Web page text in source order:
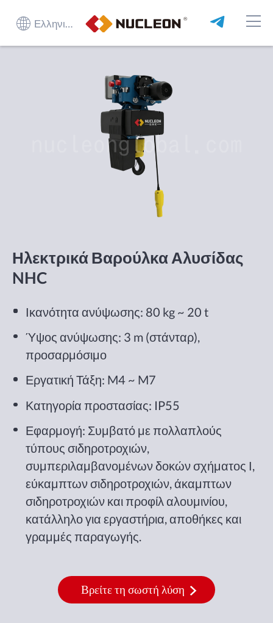
Ελληνικά
Ηλεκτρικά Βαρούλκα Αλυσίδας
NHC
Ικανότητα ανύψωσης: 80 kg ~ 20 t
Ύψος ανύψωσης: 3 m (στάνταρ),
προσαρμόσιμο
Εργατική Τάξη: M4 ~ M7
Κατηγορία προστασίας: IP55
Εφαρμογή: Συμβατό με πολλαπλούς
τύπους σιδηροτροχιών,
συμπεριλαμβανομένων δοκών σχήματος Ι,
εύκαμπτων σιδηροτροχιών, άκαμπτων
σιδηροτροχιών και προφίλ αλουμινίου,
κατάλληλο για εργαστήρια, αποθήκες και
γραμμές παραγωγής.
Βρείτε τη σωστή λύση